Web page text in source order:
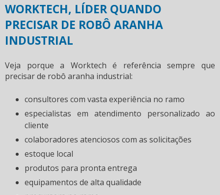
WORKTECH, LÍDER QUANDO
PRECISAR DE ROBÔ ARANHA
INDUSTRIAL
Veja porque a Worktech é referência sempre que
precisar de robô aranha industrial:
consultores com vasta experiência no ramo
especialistas em atendimento personalizado ao
cliente
colaboradores atenciosos com as solicitações
estoque local
produtos para pronta entrega
equipamentos de alta qualidade